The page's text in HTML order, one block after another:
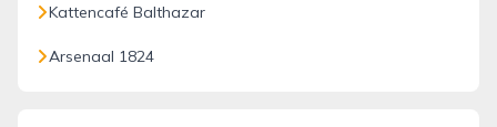
Kattencafé Balthazar
Arsenaal 1824